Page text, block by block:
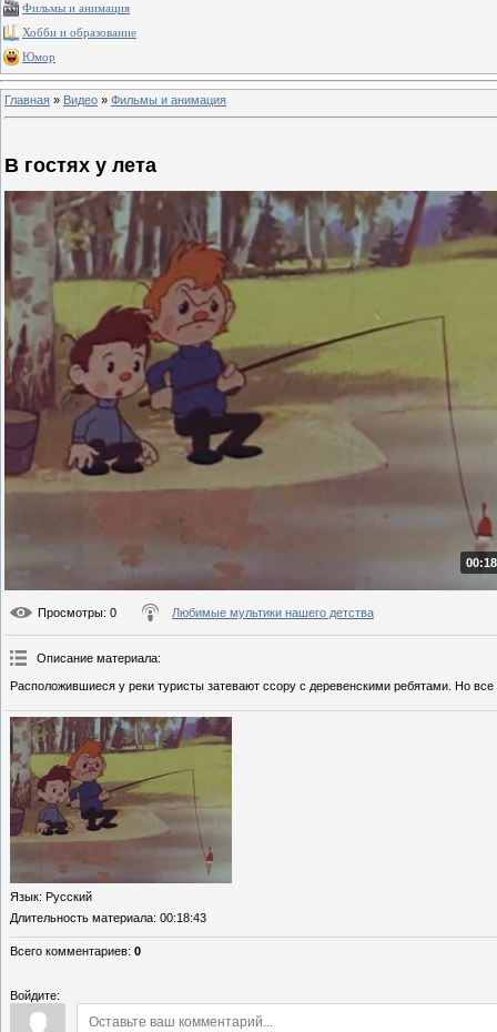
Фильмы и анимация
Хобби и образование
Юмор
Главная » Видео » Фильмы и анимация
В гостях у лета
Просмотры: 0 Любимые мультики нашего детства
Описание материала:
Расположившиеся у реки туристы затевают ссору с деревенскими ребятами. Но
Язык: Русский
Длительность материала: 00:18:43
Всего комментариев: 0
Войдите: